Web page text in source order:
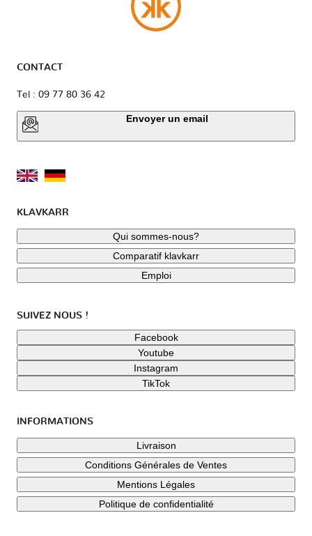
CONTACT
Tel : 09 77 80 36 42
Envoyer un email
KLAVKARR
Qui sommes-nous?
Comparatif klavkarr
Emploi
SUIVEZ NOUS !
Facebook
Youtube
Instagram
TikTok
INFORMATIONS
Livraison
Conditions Générales de Ventes
Mentions Légales
Politique de confidentialité